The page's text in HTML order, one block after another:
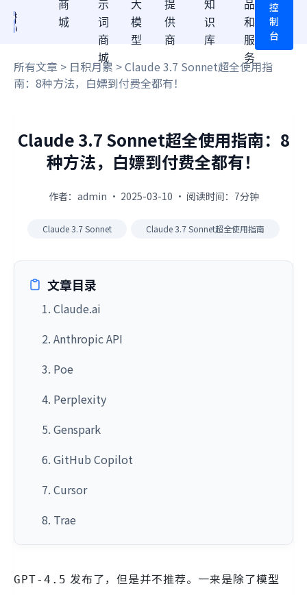
商
城
示
词
商
城
大
模
型
提
供
商
知
识
库
品
和
服
务
控
制
台
所有文章 > 日积月累 > Claude 3.7 Sonnet超全使用指
南：8种方法，白嫖到付费全都有！
Claude 3.7 Sonnet超全使用指南：8
种方法，白嫖到付费全都有！
作者：admin · 2025-03-10 · 阅读时间：7分钟
Claude 3.7 Sonnet Claude 3.7 Sonnet超全使用指南
文章目录
1. Claude.ai
2. Anthropic API
3. Poe
4. Perplexity
5. Genspark
6. GitHub Copilot
7. Cursor
8. Trae
GPT-4.5 发布了，但是并不推荐。一来是除了模型